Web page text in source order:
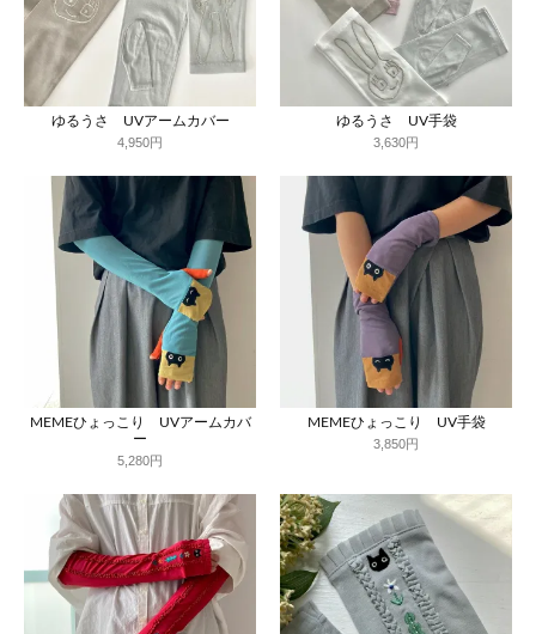
ゆるうさ UVアームカバー
4,950円
ゆるうさ UV手袋
3,630円
MEMEひょっこり UVアームカバ
ー
5,280円
MEMEひょっこり UV手袋
3,850円